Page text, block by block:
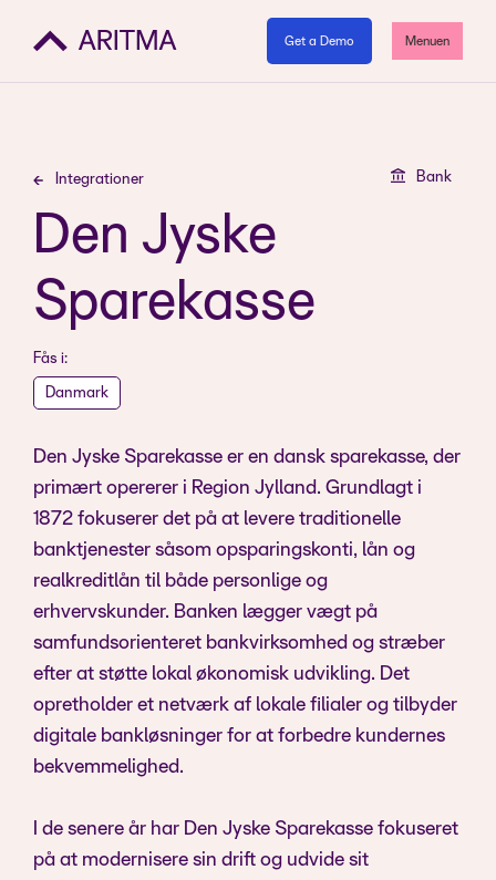
Get a Demo Menuen
Integrationer Bank
Den Jyske
Sparekasse
Fås i:
Danmark
Den Jyske Sparekasse er en dansk sparekasse, der
primært opererer i Region Jylland. Grundlagt i
1872 fokuserer det på at levere traditionelle
banktjenester såsom opsparingskonti, lån og
realkreditlån til både personlige og
erhvervskunder. Banken lægger vægt på
samfundsorienteret bankvirksomhed og stræber
efter at støtte lokal økonomisk udvikling. Det
opretholder et netværk af lokale filialer og tilbyder
digitale bankløsninger for at forbedre kundernes
bekvemmelighed.
I de senere år har Den Jyske Sparekasse fokuseret
på at modernisere sin drift og udvide sit